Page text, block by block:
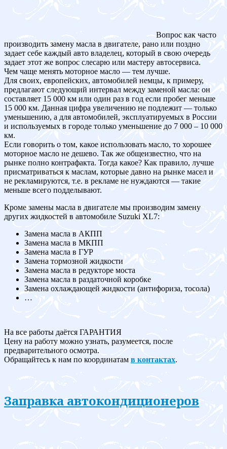
Вопрос как часто
производить замену масла в двигателе, рано или поздно
задает себе каждый авто владелец, который в свою очередь
задает этот же вопрос слесарю или мастеру автосервиса.
Чем чаще менять моторное масло — тем лучше.
Для своих, европейских, автомобилей немцы, к примеру,
предлагают следующий интервал между заменой масла: он
составляет 15 000 км или один раз в год если пробег меньше
15 000 км. Данная цифра увеличению не подлежит — только
уменьшению, а для автомобилей, эксплуатируемых в России
и используемых в городе только уменьшение до 7 000 – 10 000
км.
Если говорить о том, какое использовать масло, то хорошее
моторное масло не дешево. Так же общеизвестно, что на
рынке полно контрафакта. Тогда какое? Как правило, лучше
присматриваться к маслам, которые давно на рынке масел и
не рекламируются, т.е. в рекламе не нуждаются — такие
меньше всего подделывают.
Кроме замены масла в двигателе мы производим замену
других жидкостей в автомобиле Suzuki XL7:
Замена масла в АКПП
Замена масла в МКПП
Замена масла в ГУР
Замена тормозной жидкости
Замена масла в редукторе моста
Замена масла в раздаточной коробке
Замена охлаждающей жидкости (антифориза, тосола)
…
На все работы даётся ГАРАНТИЯ
Цену на работу можно узнать, разумеется, после
предварительного осмотра.
Обращайтесь к нам по координатам в контактах.
Заправка автокондиционеров